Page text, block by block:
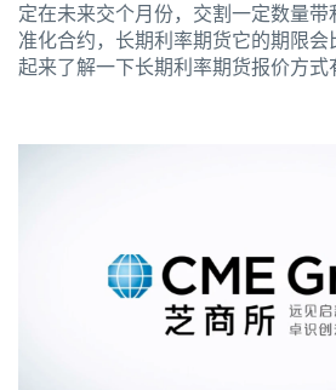
定在未来交个月份，交割一定数量
准化合约，长期利率期货它的期限
起来了解一下长期利率期货报价方式